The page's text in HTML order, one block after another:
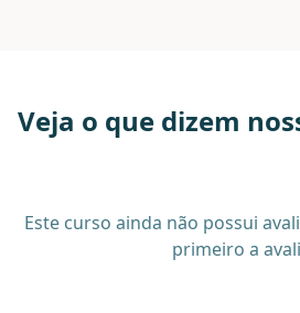
Veja o que dizem
Este curso ainda não possui
primeiro a